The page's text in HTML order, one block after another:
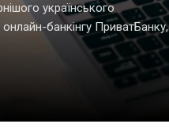
українського
банкінгу ПриватБанку,